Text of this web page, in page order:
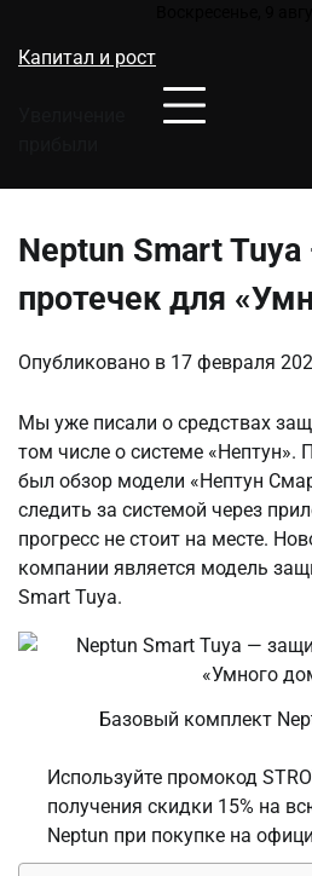
содержимому
Капитал и рост
Neptun Smart
протечек для
Опубликовано в 17 февраля
Мы уже писали о средствах
том числе о системе «Нептун».
был обзор модели «Нептун
следить за системой через
прогресс не стоит на месте.
компании является модель
Smart Tuya.
Базовый комплект
Используйте промокод
получения скидки 15% на
Neptun при покупке на